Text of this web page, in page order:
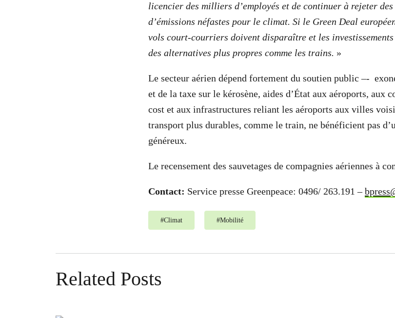
licencier des milliers d’employés et de continuer à rejeter des
d’émissions néfastes pour le climat. Si le Green Deal
vols court-courriers doivent disparaître et les
des alternatives plus propres comme les trains. »
Le secteur aérien dépend fortement du soutien public–-
et de la taxe sur le kérosène, aides d’État aux aéroports, aux
cost et aux infrastructures reliant les aéroports aux villes
transport plus durables, comme le train, ne bénéficient pas
généreux.
Le recensement des sauvetages de compagnies aériennes à
Contact: Service presse Greenpeace: 0496/ 263.191 –
#Climat #Mobilité
Related Posts